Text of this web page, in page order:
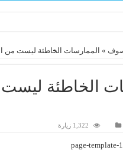
» الممارسات الخاطئة ليست من
الخاطئة
1,322 زيارة
page-template-